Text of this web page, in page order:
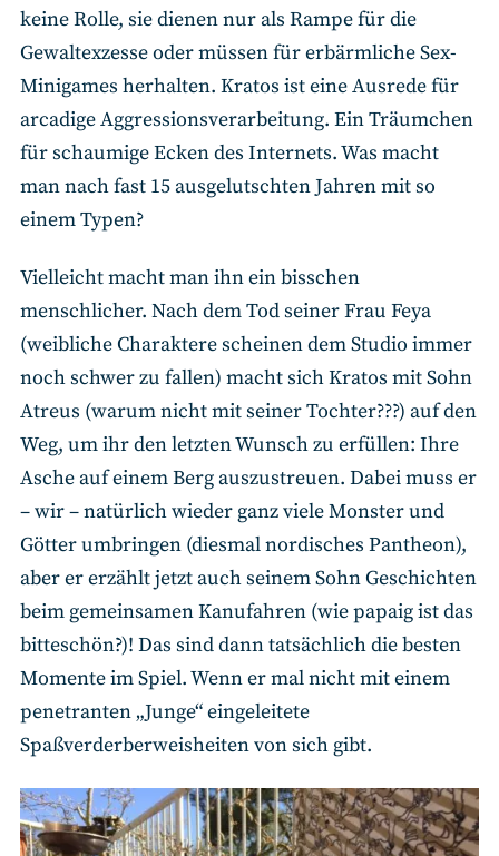
keine Rolle, sie dienen nur als Rampe für die
Gewaltexzesse oder müssen für erbärmliche Sex-
Minigames herhalten. Kratos ist eine Ausrede für
arcadige Aggressionsverarbeitung. Ein Träumchen
für schaumige Ecken des Internets. Was macht
man nach fast 15 ausgelutschten Jahren mit so
einem Typen?
Vielleicht macht man ihn ein bisschen
menschlicher. Nach dem Tod seiner Frau Feya
(weibliche Charaktere scheinen dem Studio immer
noch schwer zu fallen) macht sich Kratos mit Sohn
Atreus (warum nicht mit seiner Tochter???) auf den
Weg, um ihr den letzten Wunsch zu erfüllen: Ihre
Asche auf einem Berg auszustreuen. Dabei muss er
– wir – natürlich wieder ganz viele Monster und
Götter umbringen (diesmal nordisches Pantheon),
aber er erzählt jetzt auch seinem Sohn Geschichten
beim gemeinsamen Kanufahren (wie papaig ist das
bitteschön?)! Das sind dann tatsächlich die besten
Momente im Spiel. Wenn er mal nicht mit einem
penetranten „Junge“ eingeleitete
Spaßverderberweisheiten von sich gibt.